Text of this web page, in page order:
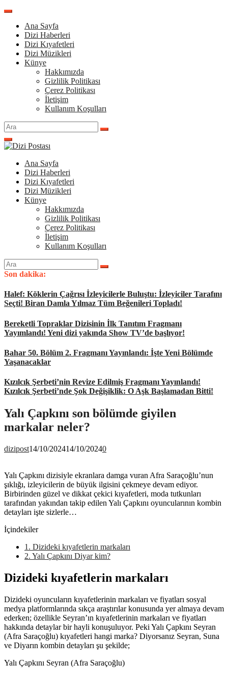
İçeriğe
Ana Sayfa
Dizi Haberleri
Dizi Kıyafetleri
Dizi Müzikleri
Künye
Hakkımızda
Gizlilik Politikası
Çerez Politikası
İletişim
Kullanım Koşulları
Arama
yap:
Ana Sayfa
Dizi Haberleri
Dizi Kıyafetleri
Dizi Müzikleri
Künye
Hakkımızda
Gizlilik Politikası
Çerez Politikası
İletişim
Kullanım Koşulları
Arama
yap:
Son dakika:
Halef: Köklerin Çağrısı İzleyicilerle Buluştu: İzleyiciler Tarafını
Seçti! Biran Damla Yılmaz Tüm Beğenileri Topladı!
Bereketli Topraklar Dizisinin İlk Tanıtım Fragmanı
Yayımlandı! Yeni dizi yakında Show TV’de başlıyor!
Bahar 50. Bölüm 2. Fragmanı Yayınlandı: İşte Yeni Bölümde
Yaşanacaklar
Kızılcık Şerbeti’nin Revize Edilmiş Fragmanı Yayınlandı!
Kızılcık Şerbeti’nde Şok Değişiklik: O Aşk Başlamadan Bitti!
Yalı Çapkını son bölümde giyilen
markalar neler?
dizipost14/10/202414/10/20240
Yalı Çapkını dizisiyle ekranlara damga vuran Afra Saraçoğlu’nun
şıklığı, izleyicilerin de büyük ilgisini çekmeye devam ediyor.
Birbirinden güzel ve dikkat çekici kıyafetleri, moda tutkunları
tarafından yakından takip edilen Yalı Çapkını oyuncularının kombin
detayları işte sizlerle…
İçindekiler
1. Dizideki kıyafetlerin markaları
2. Yalı Çapkını Diyar kim?
Dizideki kıyafetlerin markaları
Dizideki oyuncuların kıyafetlerinin markaları ve fiyatları sosyal
medya platformlarında sıkça araştırılar konusunda yer almaya devam
ederken; özellikle Seyran’ın kıyafetlerinin markaları ve fiyatları
hakkında detaylar bir hayli konuşuluyor. Peki Yalı Çapkını Seyran
(Afra Saraçoğlu) kıyafetleri hangi marka? Diyorsanız Seyran, Suna
ve Diyarın kombin detayları şu şekilde;
Yalı Çapkını Seyran (Afra Saraçoğlu)